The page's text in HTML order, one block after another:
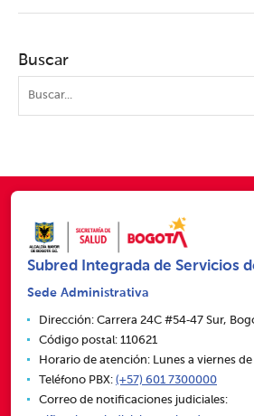
Buscar
Subred Integrada de Servicios
Sede Administrativa
Dirección: Carrera 24C #54‑47 Sur,
Código postal: 110621
Horario de atención: Lunes a viernes de
Teléfono PBX: (+57) 601 7300000
Correo de notificaciones judiciales: